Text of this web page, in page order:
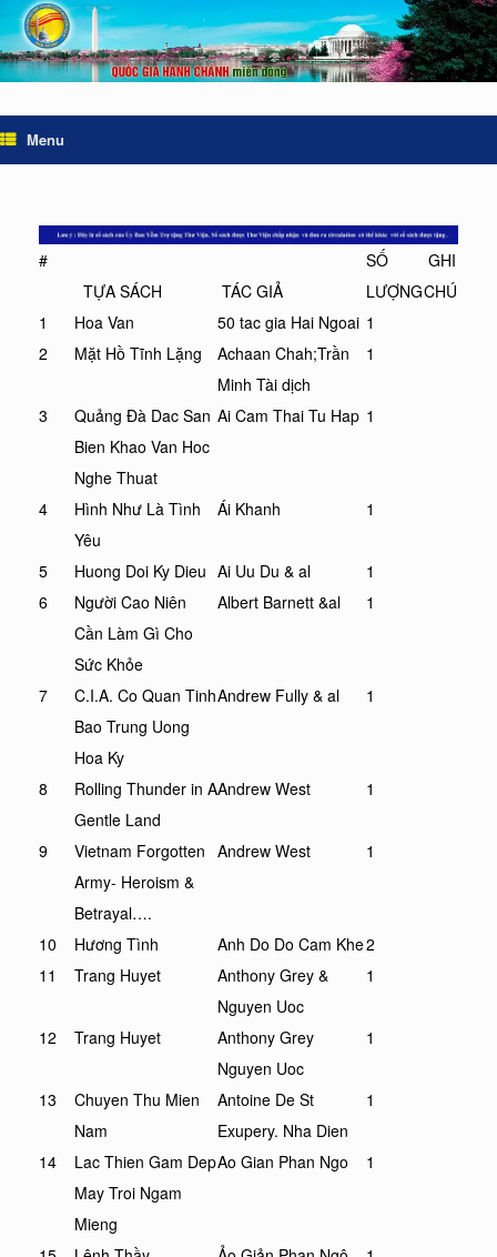
Menu
#
TỰA SÁCH
TÁC GIẢ
SỐ
LƯỢNG
GHI
CHÚ
1
Hoa Van 50 tac gia Hai Ngoai 1
2
Mặt Hồ Tĩnh Lặng
Achaan Chah;Trần
Minh Tài dịch
1
3
Quảng Đà Dac San
Bien Khao Van Hoc
Nghe Thuat
Ai Cam Thai Tu Hap 1
4
Hình Như Là Tình
Yêu
Ái Khanh 1
5 Huong Doi Ky Dieu Ai Uu Du & al
1
6
Người Cao Niên
Cần Làm Gì Cho
Sức Khỏe
Albert Barnett &al 1
7
C.I.A. Co Quan Tinh
Bao Trung Uong
Hoa Ky
Andrew Fully & al 1
8
Rolling Thunder in A
Gentle Land
Andrew West 1
9
Vietnam Forgotten
Army- Heroism &
Betrayal….
Andrew West 1
10 Hương Tình Anh Do Do Cam Khe2
11
Trang Huyet
Anthony Grey &
Nguyen Uoc
1
12 Trang Huyet
Anthony Grey
Nguyen Uoc
1
13
Chuyen Thu Mien
Nam
Antoine De St
Exupery. Nha Dien
1
14
Lac Thien Gam Dep
May Troi Ngam
Mieng
Ao Gian Phan Ngo 1